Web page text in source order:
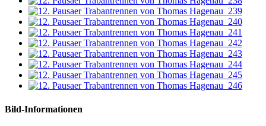
Bild-Informationen